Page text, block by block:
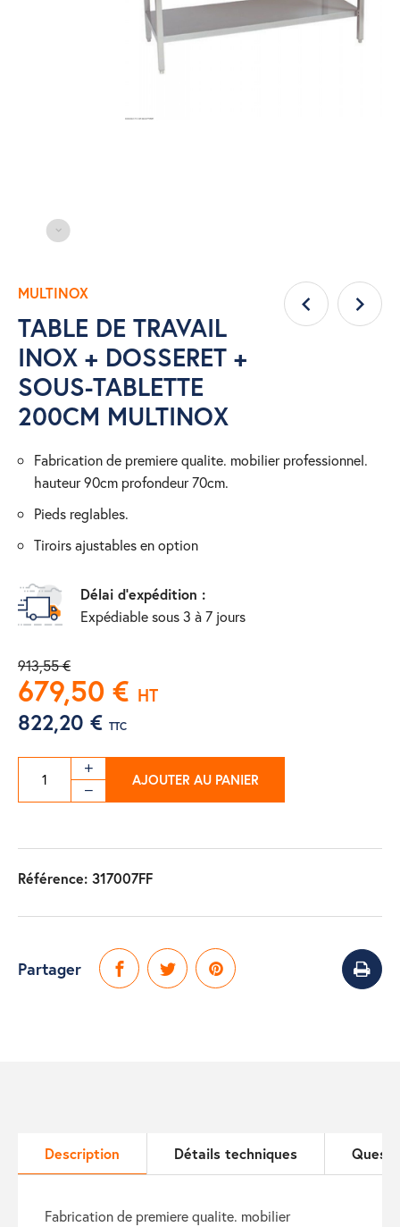
MULTINOX
TABLE DE TRAVAIL
INOX + DOSSERET +
SOUS-TABLETTE
200CM MULTINOX
fabrication de premiere qualite. mobilier professionnel.
hauteur 90cm profondeur 70cm.
pieds reglables.
tiroirs ajustables en option
Délai d'expédition :
Expédiable sous 3 à 7 jours
913,55 €
679,50 € HT
822,20 € TTC
AJOUTER AU PANIER
Référence: 317007FF
Partager
Description Détails techniques
fabrication de premiere qualite. mobilier